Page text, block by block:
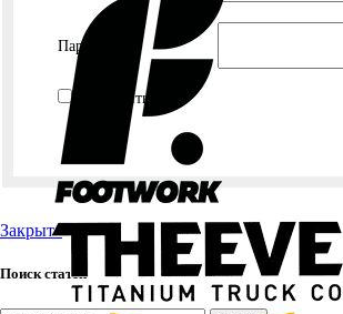
Пароль:
Запомнить меня
Закрыть
Поиск статей